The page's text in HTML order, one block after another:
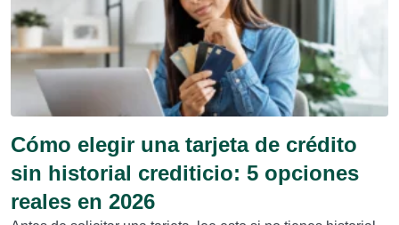
Cómo elegir una tarjeta de crédito
sin historial crediticio: 5 opciones
reales en 2026